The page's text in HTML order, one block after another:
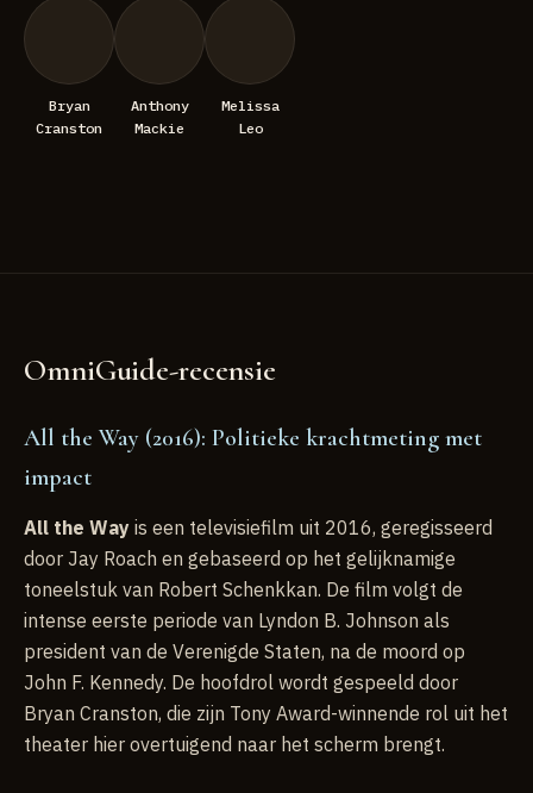
Bryan
Cranston
Anthony
Mackie
Melissa
Leo
OmniGuide-recensie
All the Way (2016): Politieke krachtmeting met
impact
All the Way is een televisiefilm uit 2016, geregisseerd
door Jay Roach en gebaseerd op het gelijknamige
toneelstuk van Robert Schenkkan. De film volgt de
intense eerste periode van Lyndon B. Johnson als
president van de Verenigde Staten, na de moord op
John F. Kennedy. De hoofdrol wordt gespeeld door
Bryan Cranston, die zijn Tony Award-winnende rol uit het
theater hier overtuigend naar het scherm brengt.